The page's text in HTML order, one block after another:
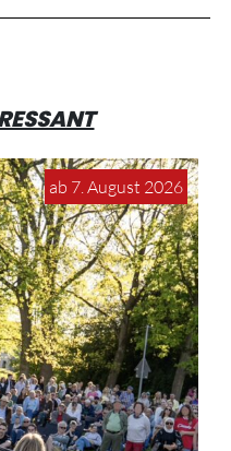
ab 7. August 2026